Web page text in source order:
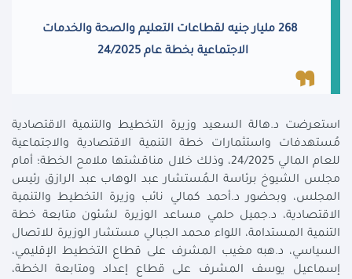
268 مليار جنيه لقطاعات التعليم والصحة والخدمات
الاجتماعية بخطة عام 24/2025
استعرضت د.هالة السعيد وزيرة التخطيط والتنمية الاقتصادية
مُستهدفات واستثمارات خطة التنمية الاقتصادية والاجتماعية
للعام المالي 24/2025، وذلك خلال مناقشتها ملامح الخطة؛ أمام
مجلس الشيوخ برئاسة الـمُستشار عبد الوهاب عبد الرازق رئيس
المجلس، وبحضور د.أحمد كمالي نائب وزيرة التخطيط والتنمية
الاقتصادية، د.جميل حلمي مساعد الوزيرة لشئون متابعة خطة
التنمية المستدامة، اللواء محمد الجبالي مستشار الوزيرة للاتصال
السياسي، د.هبه مغيب المشرف على قطاع التخطيط الإقليمي،
إسماعيل يوسف المشرف على قطاع إعداد ومتابعة الخطة،